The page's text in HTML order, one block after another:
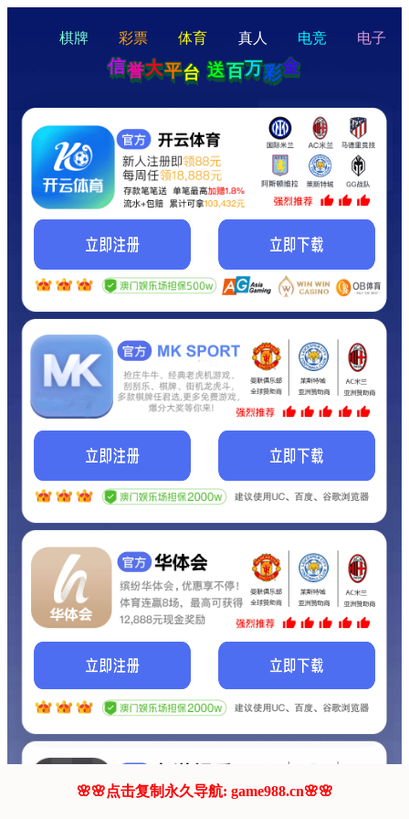
hello
Hey Guys!
我们即将上线啦...
我们的网站正在建设.
它将是非常棒的网站.
联系我们!